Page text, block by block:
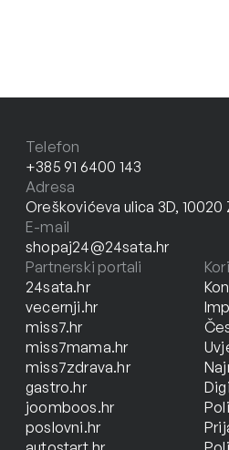
Telefon
+385 91 6400 143
Adresa
Oreškovićeva ulica 3D, 10020
E-mail
shopaj24@24sata.hr
Partnerski portali
24sata.hr
vecernji.hr
miss7.hr
miss7mama.hr
miss7zdrava.hr
gastro.hr
joomboos.hr
poslovni.hr